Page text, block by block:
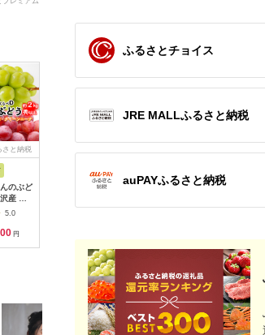
さと納税
のぶど
産 高
べくら
行予
5.0
円
山形県 西川町
FYN6-060 《2025年
山形県産 シャインマ
次発送 葡萄 ブドウ 種
無し 夏果実 秋果実 果
物 くだもの フルーツ
訳あり 家庭用 自宅用
産地直送 山形県 西川
【2026年 秋発送
ット～ 2～3房(約
ふるさとチョイス
JRE MALLふるさと納税
auPAYふるさと納税